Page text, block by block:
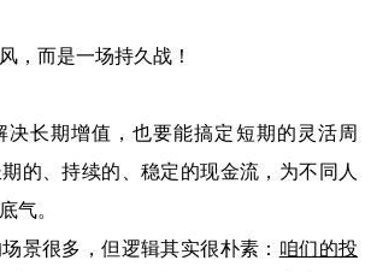
，而是一场持久战！
决长期增值，也要能搞定短期的灵活周
的、持续的、稳定的现金流，为不同人
气。
景很多，但逻辑其实很朴素： 咱们的投